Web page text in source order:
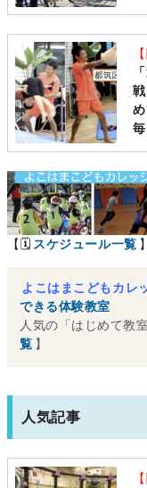
【🗓 スケジュール一覧 】
よこはまこどもカレ
できる体験教室
人気の「はじめて教
覧 】
人気記事